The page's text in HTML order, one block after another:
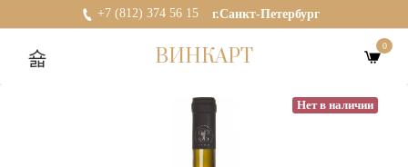
+7 (812) 374 56 15 г.Санкт-Петербург
ВИНКАРТ 0
Нет в наличии